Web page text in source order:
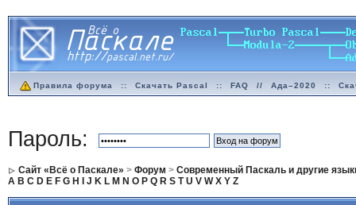
Правила форума :: Скачать Pascal :: FAQ // Ада–2020 ::
Пароль:
Сайт «Всё о Паскале» > Форум > Современный Паскаль и другие
A B C D E F G H J K L M N O P Q R S T U V W X Y Z